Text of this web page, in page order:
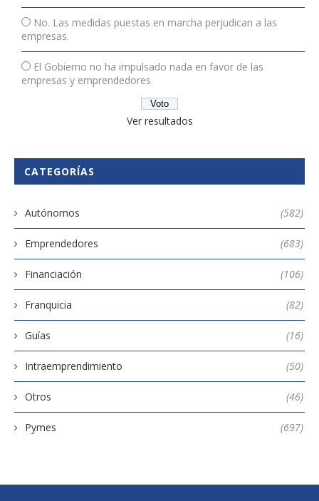
No. Las medidas puestas en marcha perjudican a las
empresas.
El Gobierno no ha impulsado nada en favor de las
empresas y emprendedores
Ver resultados
CATEGORÍAS
Autónomos (582)
Emprendedores (683)
Financiación (106)
Franquicia (82)
Guías (16)
Intraemprendimiento (50)
Otros (46)
Pymes (697)